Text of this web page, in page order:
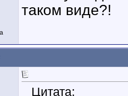
таком виде?!
Цитата: